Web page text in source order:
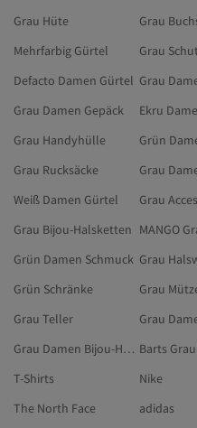
Grau Hüte
Grau
Mehrfarbig Gürtel
Defacto Damen Gürtel
Grau Damen Gepäck
Ekru
Grau Handyhülle
Grün
Grau Rucksäcke
Weiß Damen Gürtel
Grau
Grau Bijou-Halsketten MANGO
Grün Damen Schmuck Grau
Grün Schränke
Grau
Grau Teller
Grau
Grau Damen Bijou-Halsketten Barts
T-Shirts
Nike
The North Face
adidas